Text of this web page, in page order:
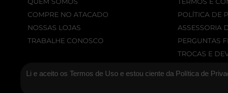
COMPRE NO ATACADO
NOSSAS LOJAS
TRABALHE CONOSCO
POLÍTICA DE
ASSESSORIA
PERGUNTAS
TROCAS E
Li e aceito os Termos de Uso e estou ciente da Política de